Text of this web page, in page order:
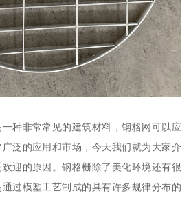
种非常常见的建筑材料，钢格网可以应
泛的应用和市场，今天我们就为大家介
迎的原因。钢格栅除了美化环境还有很
过模塑工艺制成的具有许多规律分布的